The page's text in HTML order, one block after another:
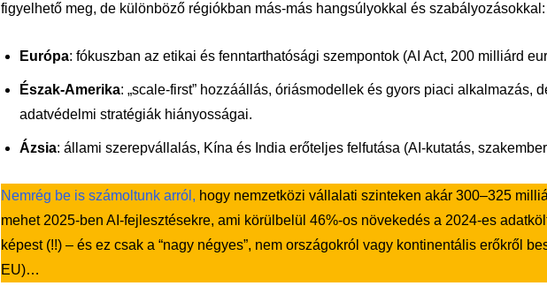
figyelhető meg, de különböző régiókban más-más hangsúlyokkal és szabályozásokkal:
Európa: fókuszban az etikai és fenntarthatósági szempontok (AI Act, 200 milliárd
Észak-Amerika: „scale-first” hozzáállás, óriásmodellek és gyors piaci alkalmazás,
adatvédelmi stratégiák hiányosságai.
Ázsia: állami szerepvállalás, Kína és India erőteljes felfutása (AI-kutatás,
Nemrég be is számoltunk arról, hogy nemzetközi vállalati szinteken akár 300–325
mehet 2025-ben AI-fejlesztésekre, ami körülbelül 46%-os növekedés a 2024-es
képest (!!) – és ez csak a “nagy négyes”, nem országokról vagy kontinentális erőkről
EU)…